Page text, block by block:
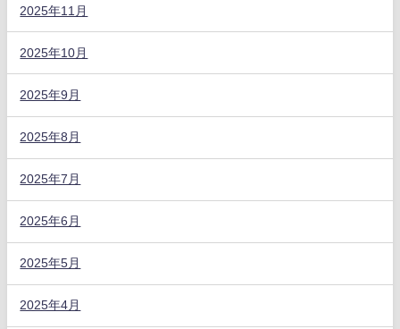
2025年11月
2025年10月
2025年9月
2025年8月
2025年7月
2025年6月
2025年5月
2025年4月